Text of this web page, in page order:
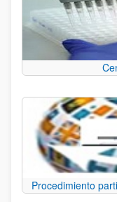
Procedimiento